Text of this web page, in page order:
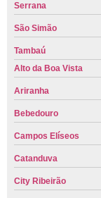
Serrana
São Simão
Tambaú
Alto da Boa Vista
Ariranha
Bebedouro
Campos Elíseos
Catanduva
City Ribeirão